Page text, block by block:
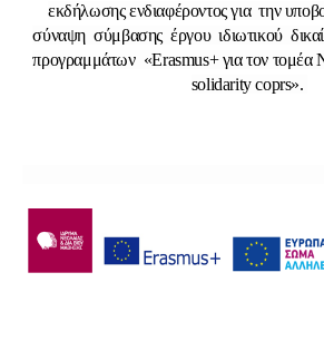
εκδήλωσης ενδιαφέροντος για την
σύναψη σύμβασης έργου ιδιωτικού
προγραμμάτων «Erasmus+ για τον τομέα
solidarity coprs».